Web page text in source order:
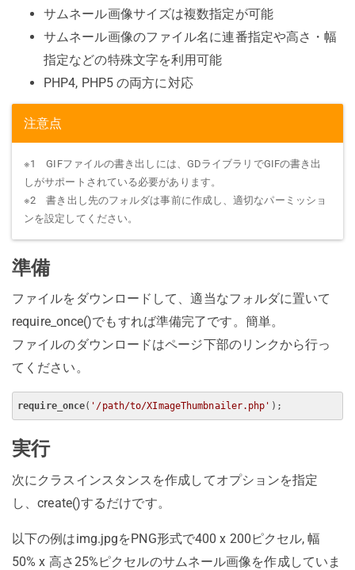
サムネール画像サイズは複数指定が可能
サムネール画像のファイル名に連番指定や高さ・幅
指定などの特殊文字を利用可能
PHP4, PHP5 の両方に対応
注意点
※1 GIFファイルの書き出しには、GDライブラリでGIFの書き出
しがサポートされている必要があります。
※2 書き出し先のフォルダは事前に作成し、適切なパーミッショ
ンを設定してください。
準備
ファイルをダウンロードして、適当なフォルダに置いて
require_once()でもすれば準備完了です。簡単。
ファイルのダウンロードはページ下部のリンクから行っ
てください。
require_once( '/path/to/XImageThumbnailer.php'
実行
次にクラスインスタンスを作成してオプションを指定
し、create()するだけです。
以下の例はimg.jpgをPNG形式で400 x 200ピクセル, 幅
50% x 高さ25%ピクセルのサムネール画像を作成していま